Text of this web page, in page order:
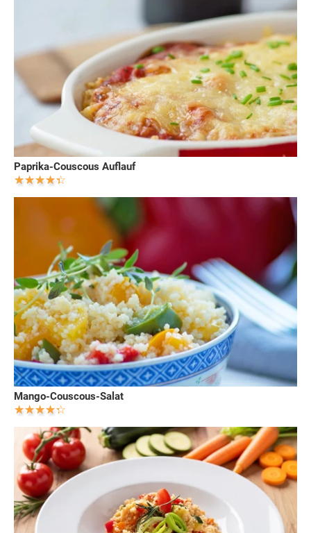
Paprika-Couscous Auflauf
Mango-Couscous-Salat